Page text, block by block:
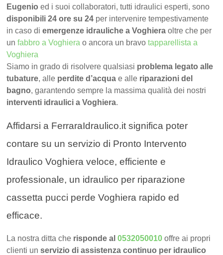
Eugenio ed i suoi collaboratori, tutti idraulici esperti, sono
disponibili 24 ore su 24 per intervenire tempestivamente
in caso diemergenze idrauliche a Voghieraoltre che per
unfabbro a Voghiera o ancora un bravotapparellista a
Voghiera
Siamo in grado di risolvere qualsiasi problema legato alle
tubature, alle perdite d’acqua e alle riparazioni del
bagno, garantendo sempre la massima qualità dei nostri
interventi idraulici a Voghiera.
Affidarsi a FerraraIdraulico.it significa poter
contare su un servizio di Pronto Intervento
Idraulico Voghiera veloce, efficiente e
professionale, un idraulico per riparazione
cassetta pucci perde Voghiera rapido ed
efficace.
La nostra ditta che risponde al0532050010 offre ai propri
clienti unservizio di assistenza continuo per idraulico